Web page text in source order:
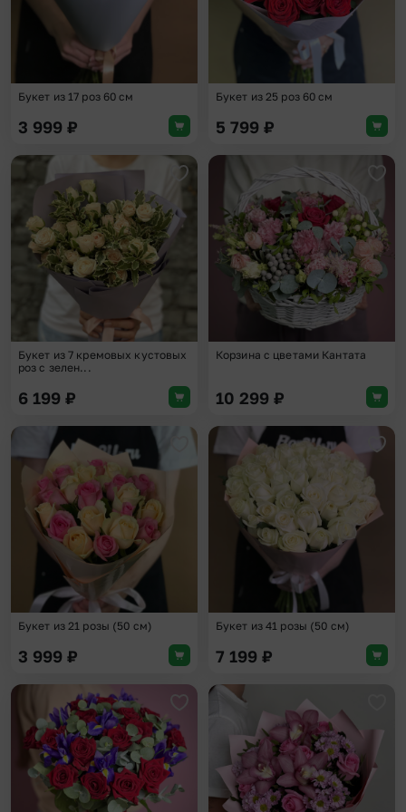
Букет из 17 роз 60 см
3 999 ₽
Букет из 25 роз 60 см
5 799 ₽
Добавить в избранное
Букет из 7 кремовых кустовых
роз с зелен...
6 199 ₽
Корзина с цветами Кантата
10 299 ₽
Добавить в избранное
Букет из 21 розы (50 см)
3 999 ₽
Букет из 41 розы (50 см)
7 199 ₽
Добавить в избранное